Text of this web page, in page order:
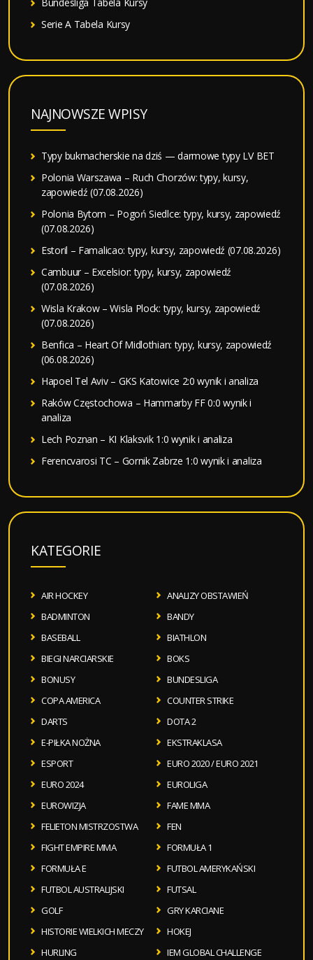
Serie A Tabela Kursy
NAJNOWSZE WPISY
Typy bukmacherskie na dziś — darmowe typy LV BET
Polonia Warszawa – Ruch Chorzów: typy, kursy,
zapowiedź (07.08.2026)
Polonia Bytom – Pogoń Siedlce: typy, kursy, zapowiedź
(07.08.2026)
Estoril – Famalicao: typy, kursy, zapowiedź (07.08.2026)
Cambuur – Excelsior: typy, kursy, zapowiedź
(07.08.2026)
Wisla Krakow – Wisla Plock: typy, kursy, zapowiedź
(07.08.2026)
Benfica – Heart Of Midlothian: typy, kursy, zapowiedź
(06.08.2026)
Hapoel Tel Aviv – GKS Katowice 2:0 wynik i analiza
Raków Częstochowa – Hammarby FF 0:0 wynik i
analiza
Lech Poznan – KI Klaksvik 1:0 wynik i analiza
Ferencvarosi TC – Gornik Zabrze 1:0 wynik i analiza
KATEGORIE
AIR HOCKEY
ANALIZY OBSTAWIEŃ
BADMINTON
BANDY
BASEBALL
BIATHLON
BIEGI NARCIARSKIE
BOKS
BONUSY
BUNDESLIGA
COPA AMERICA
COUNTER STRIKE
DARTS
DOTA 2
E-PIŁKA NOŻNA
EKSTRAKLASA
ESPORT
EURO 2020 / EURO 2021
EURO 2024
EUROLIGA
EUROWIZJA
FAME MMA
FELIETON MISTRZOSTWA
FEN
FIGHT EMPIRE MMA
FORMUŁA 1
FORMUŁA E
FUTBOL AMERYKAŃSKI
FUTBOL AUSTRALIJSKI
FUTSAL
GOLF
GRY KARCIANE
HISTORIE WIELKICH MECZY
HOKEJ
HURLING
IEM GLOBAL CHALLENGE